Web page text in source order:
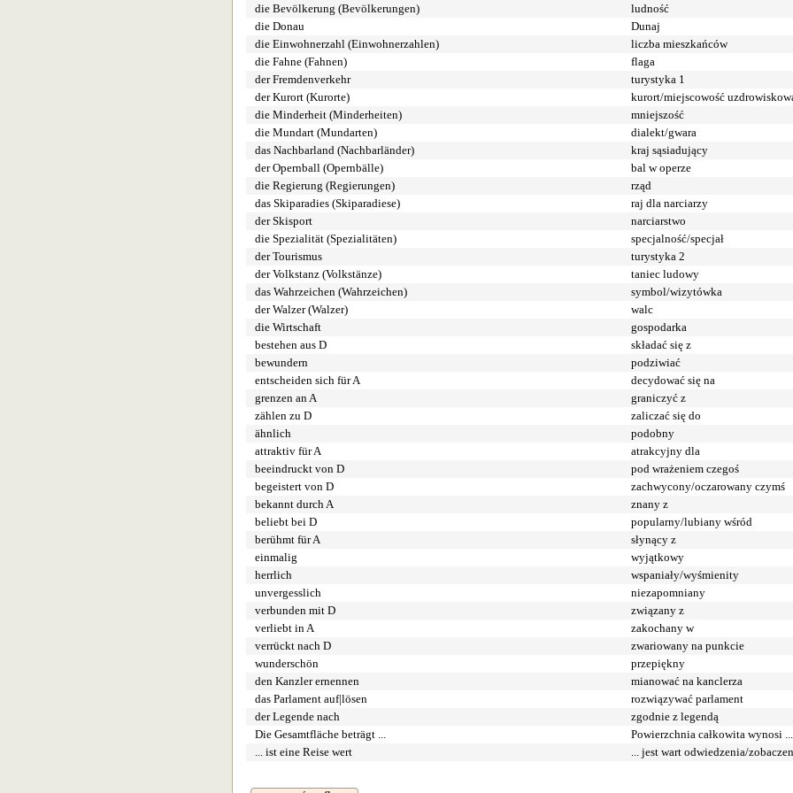
die Bevölkerung (Bevölkerungen)
ludność
die Donau
Dunaj
die Einwohnerzahl (Einwohnerzahlen)
liczba mieszkańców
die Fahne (Fahnen)
flaga
der Fremdenverkehr
turystyka 1
der Kurort (Kurorte)
kurort/miejscowość
die Minderheit (Minderheiten)
mniejszość
die Mundart (Mundarten)
dialekt/gwara
das Nachbarland (Nachbarländer)
kraj sąsiadujący
der Opernball (Opernbälle)
bal w operze
die Regierung (Regierungen)
rząd
das Skiparadies (Skiparadiese)
raj dla narciarzy
der Skisport
narciarstwo
die Spezialität (Spezialitäten)
specjalność/specjał
der Tourismus
turystyka 2
der Volkstanz (Volkstänze)
taniec ludowy
das Wahrzeichen (Wahrzeichen)
symbol/wizytówka
der Walzer (Walzer)
walc
die Wirtschaft
gospodarka
bestehen aus D
składać się z
bewundern
podziwiać
entscheiden sich für A
decydować się na
grenzen an A
graniczyć z
zählen zu D
zaliczać się do
ähnlich
podobny
attraktiv für A
atrakcyjny dla
beeindruckt von D
pod wrażeniem czegoś
begeistert von D
zachwycony/oczarowany czymś
bekannt durch A
znany z
beliebt bei D
popularny/lubiany wśród
berühmt für A
słynący z
einmalig
wyjątkowy
herrlich
wspaniały/wyśmienity
unvergesslich
niezapomniany
verbunden mit D
związany z
verliebt in A
zakochany w
verrückt nach D
zwariowany na punkcie
wunderschön
przepiękny
den Kanzler ernennen
mianować na kanclerza
das Parlament auf|lösen
rozwiązywać parlament
der Legende nach
zgodnie z legendą
Die Gesamtfläche beträgt ...
Powierzchnia całkowita wynosi ...
... ist eine Reise wert
... jest wart odwiedzenia/